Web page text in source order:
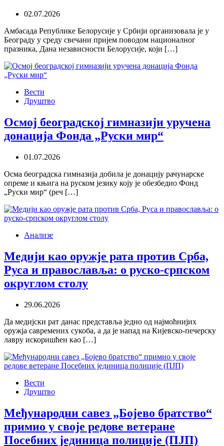
02.07.2026
Амбасада Републике Белорусије у Србији организовала је у
Београду у среду свечани пријем поводом националног
празника, Дана независности Белорусије, који […]
Вести
Друштво
Осмој београдској гимназији уручена
донација Фонда „Руски мир“
01.07.2026
Осма београдска гимназија добила је донацију рачунарске
опреме и књига на руском језику коју је обезбедио Фонд
„Руски мир“ (реч […]
Анализе
Медији као оружје рата против Срба,
Руса и православља: о руско-српском
округлом столу
29.06.2026
Да медијски рат данас представља једно од најмоћнијих
оружја савремених сукоба, а да је напад на Кијевско-печерску
лавру искоришћен као […]
Вести
Друштво
Међународни савез „Бојево братство“
примио у своје редове ветеране
Посебних јединица полиције (ПЈП)